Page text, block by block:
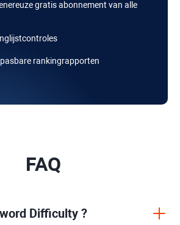
gratis abonnement van alle
rankingrapporten
FAQ
Difficulty ?